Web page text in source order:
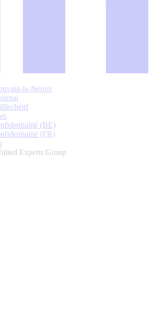
la-Neuve
(BE)
(FR)
Experts Group